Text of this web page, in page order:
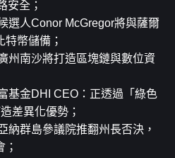
安全；
選人Conor McGregor將與薩爾
幣儲備；
州南沙將打造區塊鏈與數位資
基金DHI CEO：正透過「綠色
差異化優勢；
納群島參議院推翻州長否決，